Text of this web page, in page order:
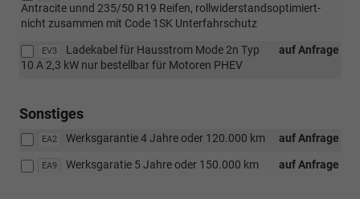
Antracite unnd 235/50 R19 Reifen, rollwiderstandsoptimiert-
nicht zusammen mit Code 1SK Unterfahrschutz
EV3 auf Anfrage
Ladekabel für Hausstrom Mode 2n Typ
10 A 2,3 kW nur bestellbar für Motoren PHEV
Sonstiges
EA2 auf Anfrage
Werksgarantie 4 Jahre oder 120.000 km
EA9 auf Anfrage
Werksgaratie 5 Jahre oder 150.000 km